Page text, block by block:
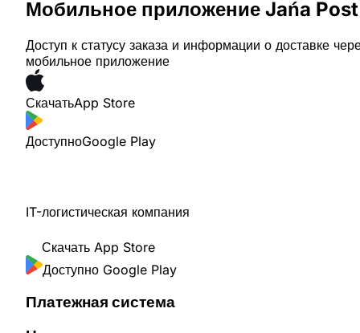
Мобильное приложение Jańa Post
Доступ к статусу заказа и информации о доставке
мобильное приложение
СкачатьApp Store
ДоступноGoogle Play
IT-логистическая компания
Скачать App Store
Доступно Google Play
Платежная система